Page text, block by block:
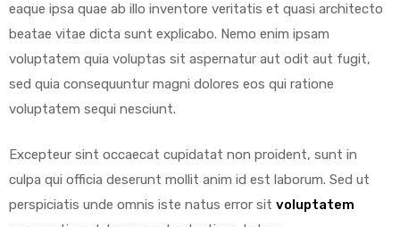
eaque ipsa quae ab illo inventore veritatis et quasi architecto
beatae vitae dicta sunt explicabo. Nemo enim ipsam
voluptatem quia voluptas sit aspernatur aut odit aut fugit,
sed quia consequuntur magni dolores eos qui ratione
voluptatem sequi nesciunt.
Excepteur sint occaecat cupidatat non proident, sunt in
culpa qui officia deserunt mollit anim id est laborum. Sed ut
perspiciatis unde omnis iste natus error sit voluptatem